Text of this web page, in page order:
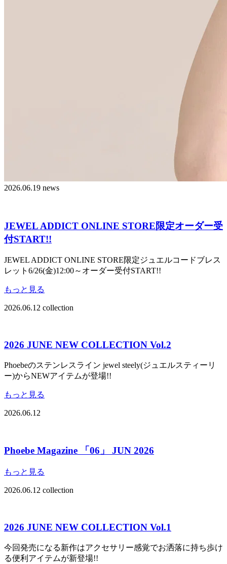
2026.06.19 news
JEWEL ADDICT ONLINE STORE限定オーダー受
付START!!
JEWEL ADDICT ONLINE STORE限定ジュエルコードブレス
レット6/26(金)12:00～オーダー受付START!!
もっと見る
2026.06.12 collection
2026 JUNE NEW COLLECTION Vol.2
Phoebeのステンレスライン jewel steely(ジュエルスティーリ
ー)からNEWアイテムが登場!!
もっと見る
2026.06.12
Phoebe Magazine 「06」 JUN 2026
もっと見る
2026.06.12 collection
2026 JUNE NEW COLLECTION Vol.1
今回発売になる新作はアクセサリー感覚でお洒落に持ち歩け
る便利アイテムが新登場!!